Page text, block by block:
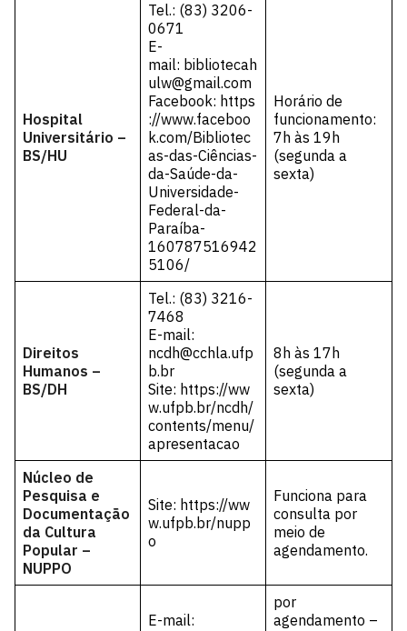
Hospital
Universitário –
BS/HU
Tel.: (83) 3206-
0671
E-
mail: bibliotecah
ulw@gmail.com
Facebook: https
://www.faceboo
k.com/Bibliotec
as-das-Ciências-
da-Saúde-da-
Universidade-
Federal-da-
Paraíba-
160787516942
5106/
Horário de
funcionamento:
7h às 19h
(segunda a
sexta)
Direitos
Humanos –
BS/DH
Tel.: (83) 3216-
7468
E-mail:
ncdh@cchla.ufp
b.br
Site: https://ww
w.ufpb.br/ncdh/
contents/menu/
apresentacao
8h às 17h
(segunda a
sexta)
Núcleo de
Pesquisa e
Documentação
da Cultura
Popular –
NUPPO
Site: https://ww
w.ufpb.br/nupp
o
Funciona para
consulta por
meio de
agendamento.
E-mail:
por
agendamento –